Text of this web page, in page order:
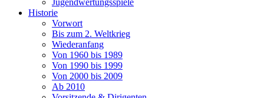
Jugendwertungsspiele
Historie
Vorwort
Bis zum 2. Weltkrieg
Wiederanfang
Von 1960 bis 1989
Von 1990 bis 1999
Von 2000 bis 2009
Ab 2010